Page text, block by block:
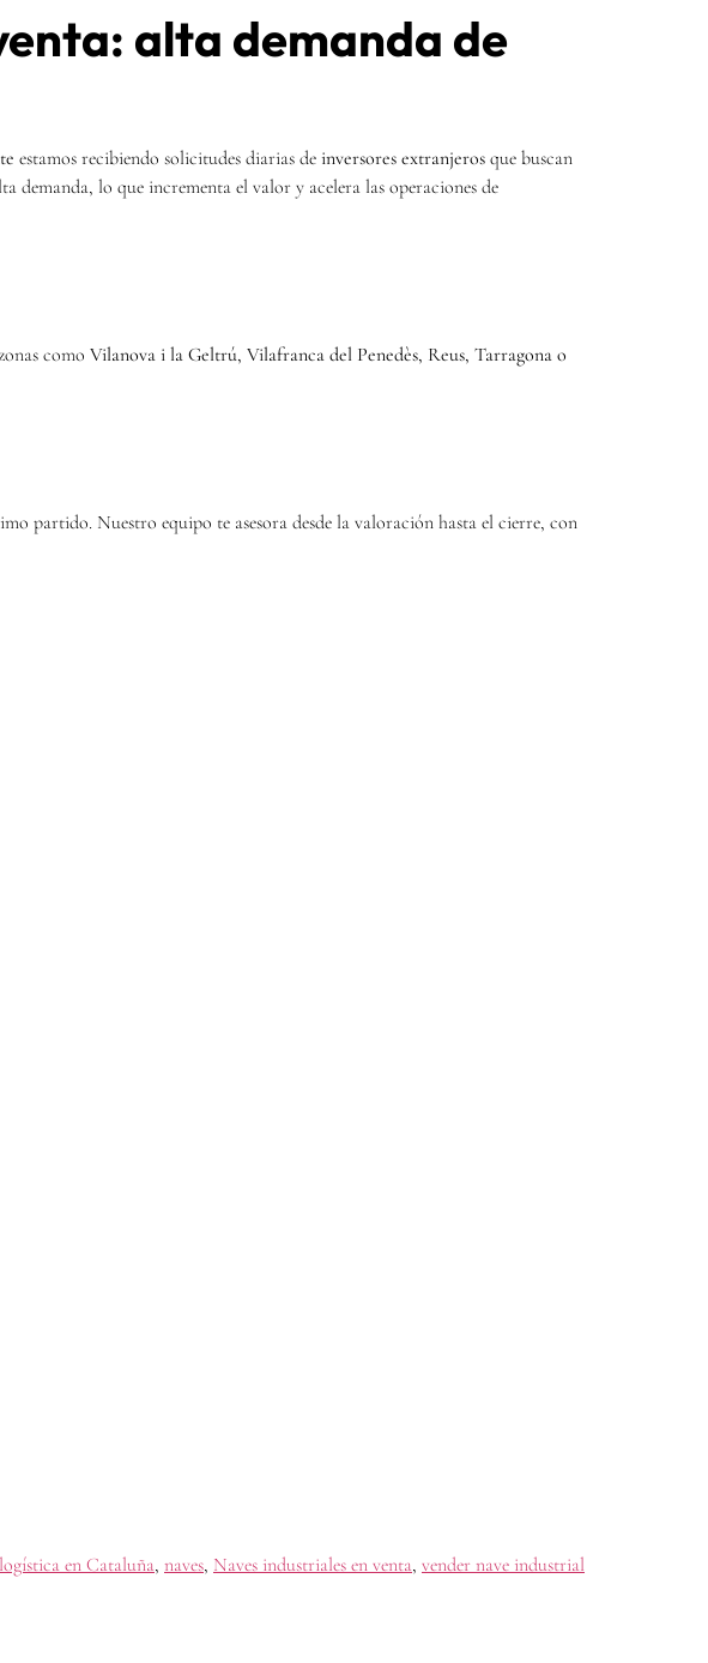
alta demanda de
estamos recibiendo solicitudes diarias de inversores extranjeros que buscan
demanda, lo que incrementa el valor y acelera las operaciones de
como Vilanova i la Geltrú, Vilafranca del Penedès, Reus, Tarragona o
partido. Nuestro equipo te asesora desde la valoración hasta el cierre, con
en Cataluña, naves, Naves industriales en venta, vender nave industrial